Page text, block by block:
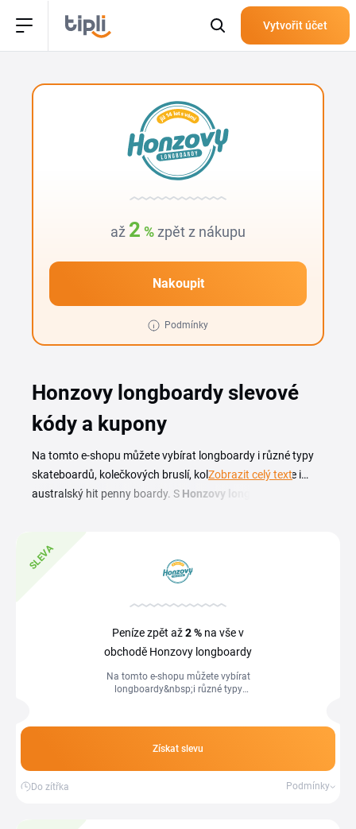
Vytvořit účet
až 2 % zpět z nákupu
Nakoupit
Podmínky
Honzovy longboardy slevové
kódy a kupony
Na tomto e-shopu můžete vybírat longboardy i různé typy
skateboardů, kolečkových bruslí, koloběžek a dokonce i
australský hit penny boardy. S Honzovy longboardy
slevy a dopravu zdarma a užijte si jízdu naplno. Honzovy
longboardy recenze jsou k přečtení na sociálních sítích
Zobrazit celý text
SLEVA
Peníze zpět až2 % na vše v
obchodě Honzovy longboardy
Na tomto e-shopu můžete vybírat
longboardy&nbsp;i různé typy
penny&nbsp...
Získat slevu
Do zítřka Podmínky